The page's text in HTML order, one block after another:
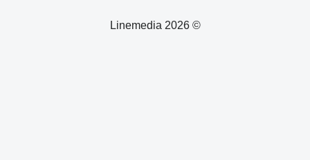
© 2026 Linemedia